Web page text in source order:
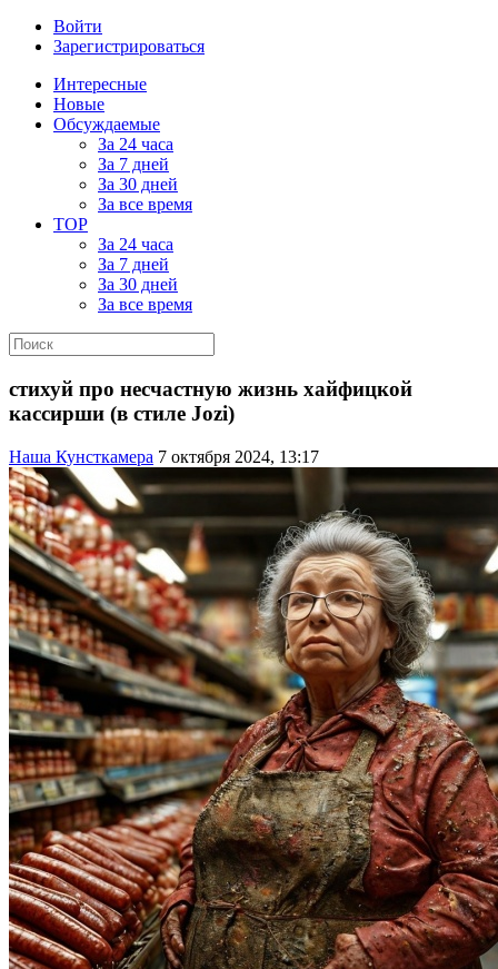
Войти
Зарегистрироваться
Интересные
Новые
Обсуждаемые
За 24 часа
За 7 дней
За 30 дней
За все время
TOP
За 24 часа
За 7 дней
За 30 дней
За все время
стихуй про несчастную жизнь хайфицкой
кассирши (в стиле Jozi)
Наша Кунсткамера 7 октября 2024, 13:17